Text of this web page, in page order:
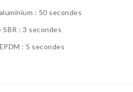
: 50 secondes
: 3 secondes
: 5 secondes